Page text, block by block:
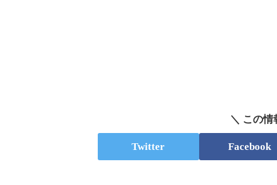
＼ この情
Twitter Facebook